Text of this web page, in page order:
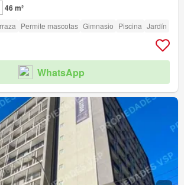
46 m²
Permite mascotas Gimnasio Piscina Jardín
WhatsApp